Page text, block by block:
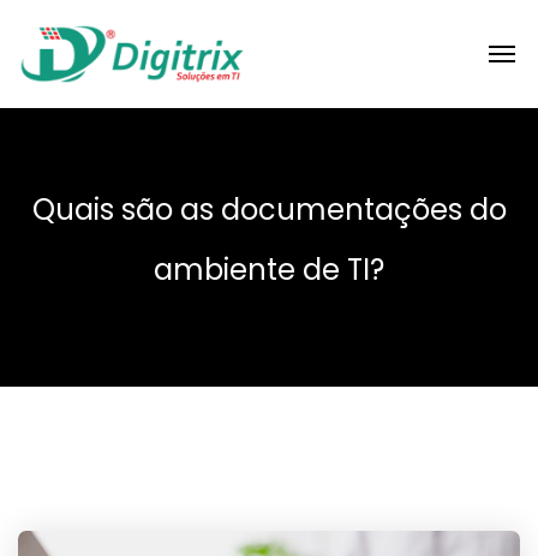
Quais são as documentações do
ambiente de TI?